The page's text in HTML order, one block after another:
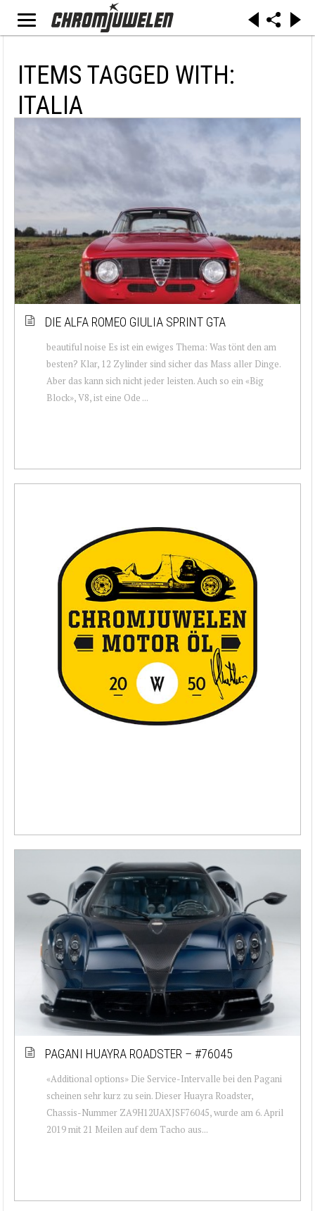
ITEMS TAGGED WITH:
ITALIA
DIE ALFA ROMEO GIULIA SPRINT GTA
beautiful noise Es ist ein ewiges Thema: Was tönt den am
besten? Klar, 12 Zylinder sind sicher das Mass aller Dinge.
Aber das kann sich nicht jeder leisten. Auch so ein «Big
Block», V8, ist eine Ode ...
PAGANI HUAYRA ROADSTER – #76045
«Additional options» Die Service-Intervalle bei den Pagani
scheinen sehr kurz zu sein. Dieser Huayra Roadster,
Chassis-Nummer ZA9H12UAXJSF76045, wurde am 6. April
2019 mit 21 Meilen auf dem Tacho aus...